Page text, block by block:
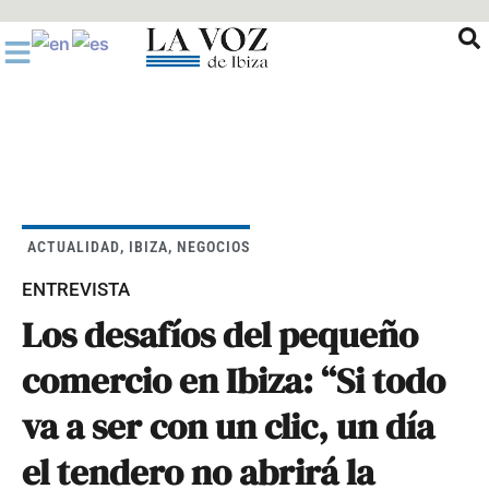
al
contenido
ACTUALIDAD, IBIZA, NEGOCIOS
ENTREVISTA
Los desafíos del pequeño
comercio en Ibiza: “Si todo
va a ser con un clic, un día
el tendero no abrirá la